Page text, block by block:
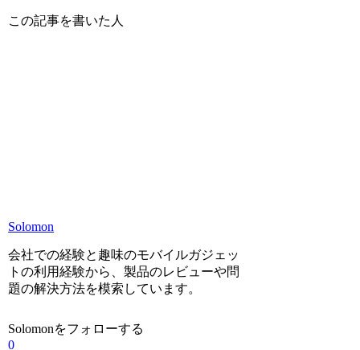
この記事を書いた人
Solomon
会社での経験と趣味のモバイルガジェッ
トの利用経験から、製品のレビューや問
題の解決方法を模索しています。
Solomonをフォローする
0